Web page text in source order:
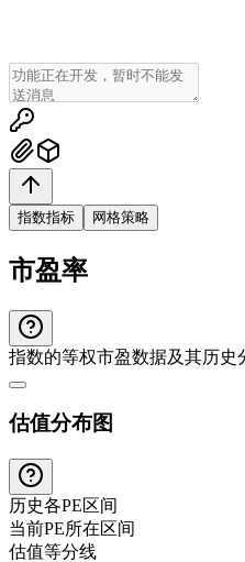
指数指标 网格策略
市盈率
指数的等权市盈数据及其历史
估值分布图
历史各PE区间
当前PE所在区间
估值等分线